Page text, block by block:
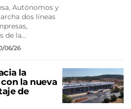
Autónomos y
dos líneas
de la…
06/26
la
la nueva
de